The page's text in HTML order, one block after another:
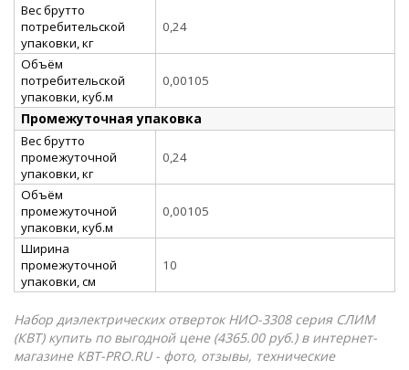
Вес брутто
потребительской
упаковки, кг
0,24
Объём
потребительской
упаковки, куб.м
0,00105
Промежуточная упаковка
Вес брутто
промежуточной
упаковки, кг
0,24
Объём
промежуточной
упаковки, куб.м
0,00105
Ширина
промежуточной
упаковки, см
10
Набор диэлектрических отверток НИО-3308 серия СЛИМ
(КВТ) купить по выгодной цене (4365.00 руб.) в интернет-
магазине КВТ-PRO.RU - фото, отзывы, технические